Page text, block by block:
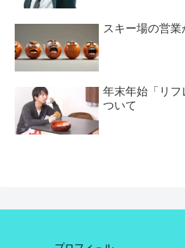
スキー場の営業
年末年始「リフ
ついて